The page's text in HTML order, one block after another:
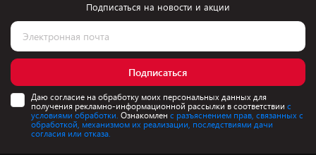
Подписаться на новости и акции
Подписаться
Даю согласие на обработку моих персональных данных для
получения рекламно-информационной рассылки в соответствии с
условиями обработки. Ознакомлен с разъяснением прав, связанных с
обработкой, механизмом их реализации, последствиями дачи
согласия или отказа.